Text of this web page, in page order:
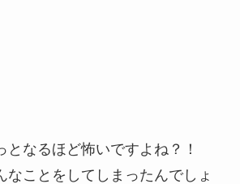
となるほど怖いですよね？！
なことをしてしまったんでしょ